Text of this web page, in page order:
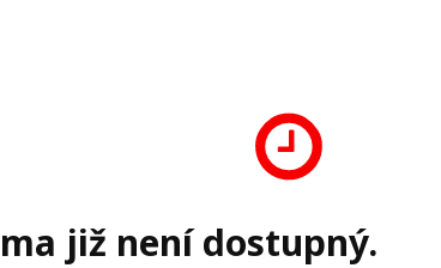
již není dostupný.